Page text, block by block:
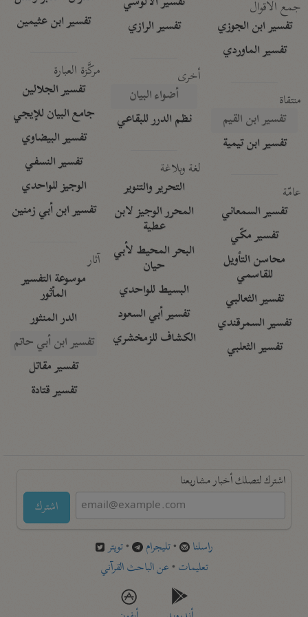
جمع الأقوال
تفسير ابن الجوزي
تفسير الماوردي
منتقاة
تفسير ابن القيم
تفسير ابن تيمية
عامّة
تفسير السمعاني
تفسير مكّي
محاسن التأويل
للقاسمي
تفسير الثعالبي
تفسير السمرقندي
تفسير الثعلبي
تفسير الرازي
أخرى
أضواء البيان
نظم الدرر للبقاعي
لغة وبلاغة
التحرير والتنوير
المحرر الوجيز لابن
عطية
البحر المحيط لأبي
حيان
البسيط للواحدي
تفسير أبي السعود
الكشاف للزمخشري
تفسير ابن عثيمين
مركَّزة العبارة
تفسير الجلالين
جامع البيان للإيجي
تفسير البيضاوي
تفسير النسفي
الوجيز للواحدي
تفسير ابن أبي زمنين
آثار
موسوعة التفسير
المأثور
الدر المنثور
تفسير ابن أبي حاتم
تفسير مقاتل
تفسير قتادة
اشترك لتصلك أخبار مشاريعنا
اشترك
راسلنا •تليجرام •تويتر
تعليمات •عن الباحث القرآني